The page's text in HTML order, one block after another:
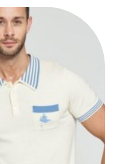
Ajouter
à la liste